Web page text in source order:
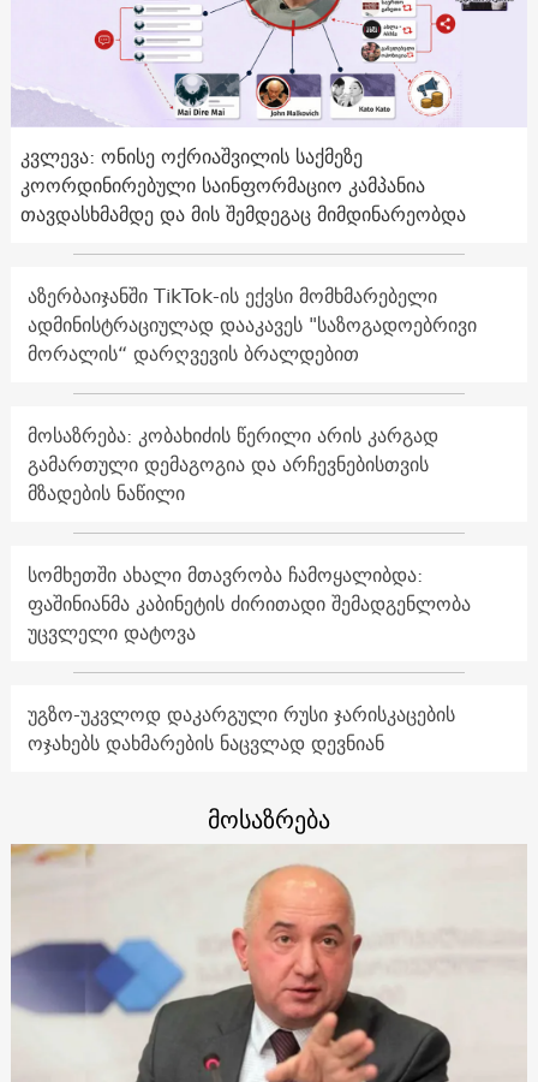
კვლევა: ონისე ოქრიაშვილის საქმეზე
კოორდინირებული საინფორმაციო კამპანია
თავდასხმამდე და მის შემდეგაც მიმდინარეობდა
აზერბაიჯანში TikTok-ის ექვსი მომხმარებელი
ადმინისტრაციულად დააკავეს "საზოგადოებრივი
მორალის“ დარღვევის ბრალდებით
მოსაზრება: კობახიძის წერილი არის კარგად
გამართული დემაგოგია და არჩევნებისთვის
მზადების ნაწილი
სომხეთში ახალი მთავრობა ჩამოყალიბდა:
ფაშინიანმა კაბინეტის ძირითადი შემადგენლობა
უცვლელი დატოვა
უგზო-უკვლოდ დაკარგული რუსი ჯარისკაცების
ოჯახებს დახმარების ნაცვლად დევნიან
მოსაზრება